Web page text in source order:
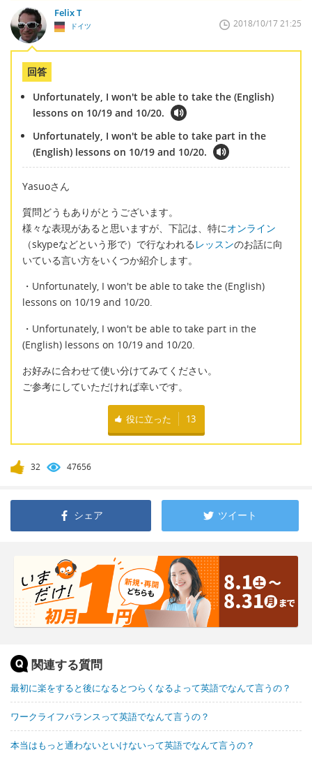
Felix T
ドイツ 2018/10/17 21:25
回答
Unfortunately, I won't be able to take the (English)
lessons on 10/19 and 10/20.
Unfortunately, I won't be able to take part in the
(English) lessons on 10/19 and 10/20.
Yasuoさん
質問どうもありがとうございます。
様々な表現があると思いますが、下記は、特にオンライン
（skypeなどという形で）で行なわれる レッスンのお話に向
いている言い方をいくつか紹介します。
・Unfortunately, I won't be able to take the (English)
lessons on 10/19 and 10/20.
・Unfortunately, I won't be able to take part in the
(English) lessons on 10/19 and 10/20.
お好みに合わせて使い分けてみてください。
ご参考にしていただければ幸いです。
役に立った 13
32 47656
シェア ツイート
関連する質問
最初に楽をすると後になるとつらくなるよって英語でなんて言うの？
ワークライフバランスって英語でなんて言うの？
本当はもっと通わないといけないって英語でなんて言うの？